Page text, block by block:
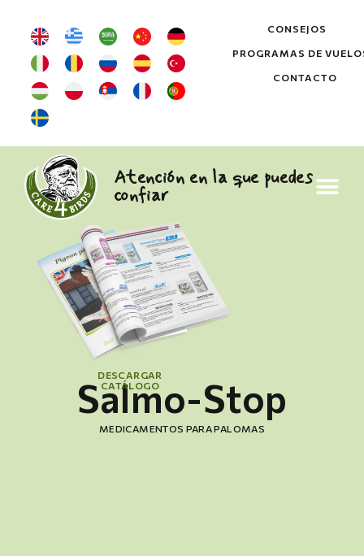
CONSEJOS
PROGRAMAS DE
CONTACTO
Atención en la que puedes
confiar
DESCARGAR
CATÁLOGO
Salmo-Stop
MEDICAMENTOS PARA PALOMAS